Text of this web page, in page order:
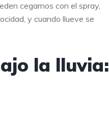
cegarnos con el spray,
y cuando llueve se
la lluvia: